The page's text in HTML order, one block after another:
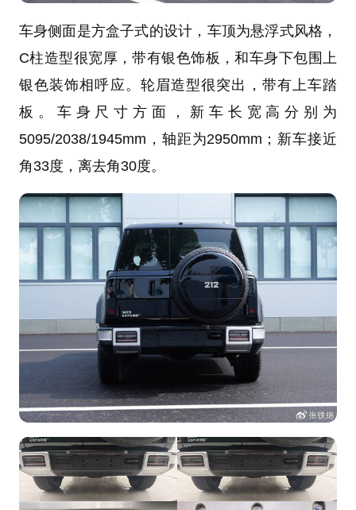
车身侧面是方盒子式的设计，车顶为悬浮式风格，
C柱造型很宽厚，带有银色饰板，和车身下包围上
银色装饰相呼应。轮眉造型很突出，带有上车踏
板。车身尺寸方面，新车长宽高分别为
5095/2038/1945mm，轴距为2950mm；新车接近
角33度，离去角30度。